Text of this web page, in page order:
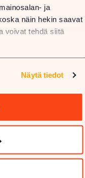
ja
näin hekin saavat
voivat tehdä siitä
Näytä tiedot